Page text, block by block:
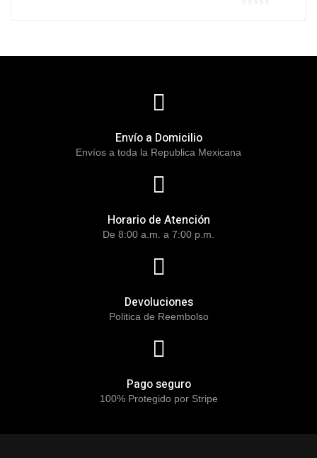
Envío a Domicilio
Envíos a toda la Republica Mexicana
Horario de Atención
De 8:00 a.m. a 7:00 p.m.
Devoluciones
Politica de Reembolso
Pago seguro
100% Protegido por Stripe